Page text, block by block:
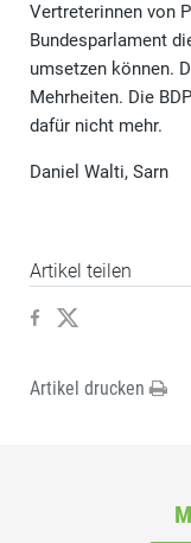
Vertreterinnen von
Bundesparlament
umsetzen können.
Mehrheiten. Die
dafür nicht mehr.
Daniel Walti, Sarn
Artikel teilen
Artikel drucken